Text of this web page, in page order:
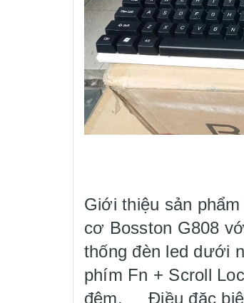
Giới thiệu sản
cơ Bosston G808
thống đèn led dưới
phím Fn + Scroll
đêm. Điều đặc biệt